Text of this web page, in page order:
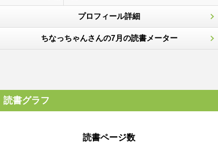
プロフィール詳細
ちなっちゃんさんの7月の読書メーター
読書グラフ
読書ページ数